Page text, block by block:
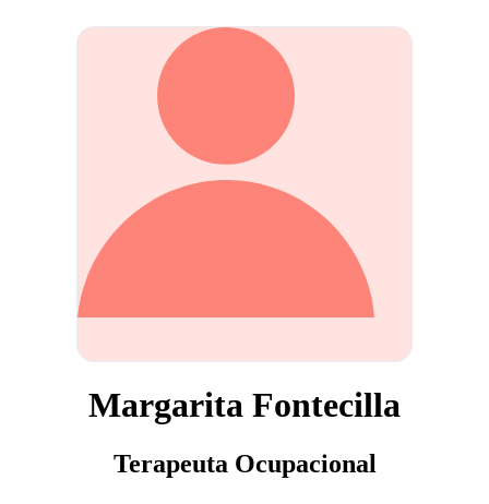
Margarita Fontecilla
Terapeuta Ocupacional